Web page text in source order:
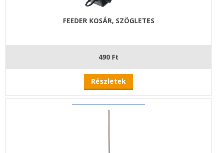
FEEDER KOSÁR, SZÖGLETES
490 Ft
Részletek